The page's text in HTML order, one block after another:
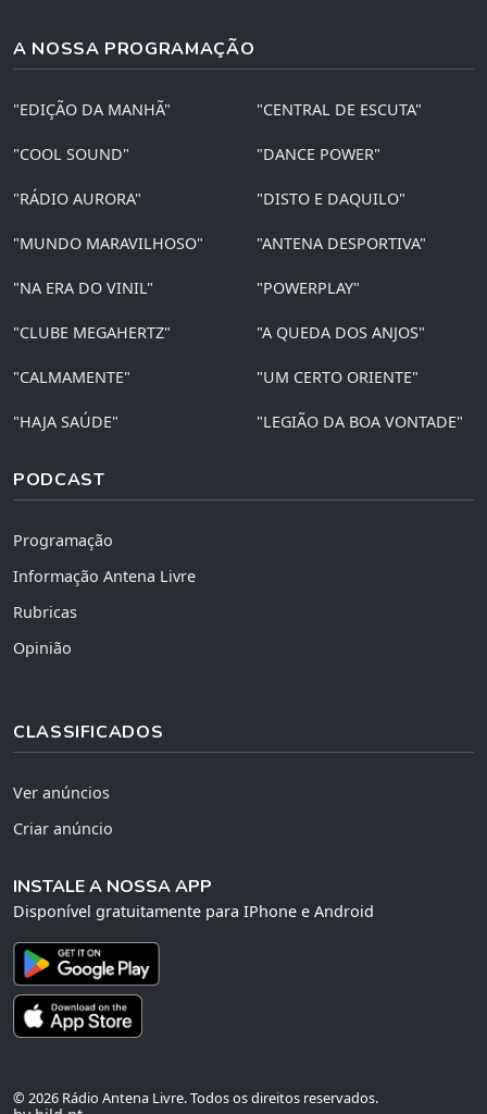
A NOSSA PROGRAMAÇÃO
"EDIÇÃO DA MANHÃ" "CENTRAL DE ESCUTA"
"COOL SOUND" "DANCE POWER"
"RÁDIO AURORA" "DISTO E DAQUILO"
"MUNDO MARAVILHOSO" "ANTENA DESPORTIVA"
"NA ERA DO VINIL" "POWERPLAY"
"CLUBE MEGAHERTZ" "A QUEDA DOS ANJOS"
"CALMAMENTE" "UM CERTO ORIENTE"
"HAJA SAÚDE" "LEGIÃO DA BOA VONTADE"
PODCAST
Programação
Informação Antena Livre
Rubricas
Opinião
CLASSIFICADOS
Ver anúncios
Criar anúncio
INSTALE A NOSSA APP
Disponível gratuitamente para IPhone e Android
© 2026 Rádio Antena Livre. Todos os direitos reservados.